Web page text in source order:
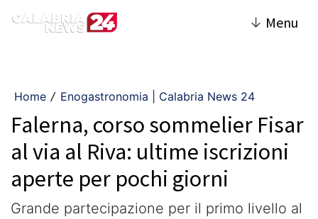
↓ Menu
Home / Enogastronomia | Calabria News 24
Falerna, corso sommelier Fisar
al via al Riva: ultime iscrizioni
aperte per pochi giorni
Grande partecipazione per il primo livello al